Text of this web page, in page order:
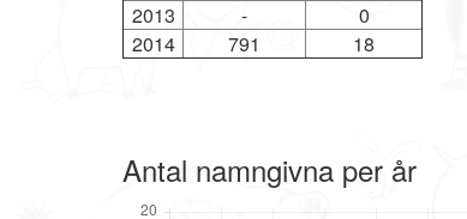
2013
-
0
2014
791 18
Antal namngivna per år